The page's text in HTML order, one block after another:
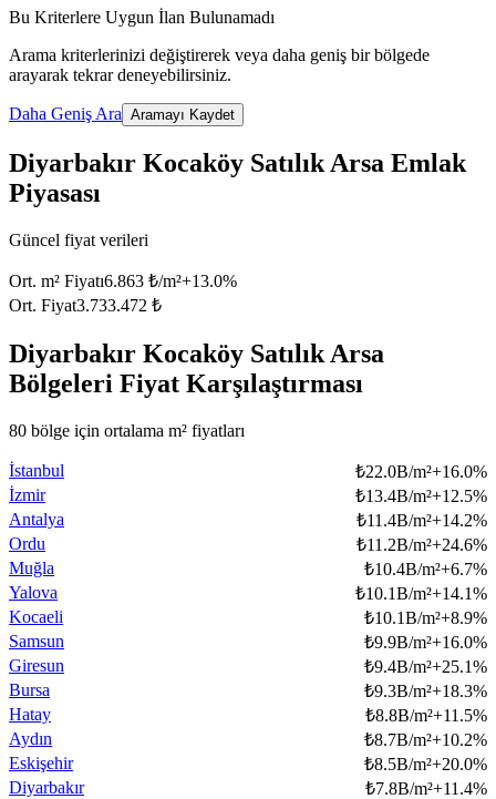
Bu Kriterlere Uygun İlan Bulunamadı
Arama kriterlerinizi değiştirerek veya daha geniş bir bölgede
arayarak tekrar deneyebilirsiniz.
Daha Geniş Ara Aramayı Kaydet
Diyarbakır Kocaköy Satılık Arsa Emlak
Piyasası
Güncel fiyat verileri
Ort. m² Fiyatı6.863 ₺/m²+13.0%
Ort. Fiyat3.733.472 ₺
Diyarbakır Kocaköy Satılık Arsa
Bölgeleri Fiyat Karşılaştırması
80 bölge için ortalama m² fiyatları
İstanbul ₺22.0B/m²+16.0%
İzmir
₺13.4B/m²+12.5%
Antalya
₺11.4B/m²+14.2%
Ordu
₺11.2B/m²+24.6%
Muğla
₺10.4B/m²+6.7%
Yalova
₺10.1B/m²+14.1%
Kocaeli
₺10.1B/m²+8.9%
Samsun
₺9.9B/m²+16.0%
Giresun
₺9.4B/m²+25.1%
Bursa
₺9.3B/m²+18.3%
Hatay
₺8.8B/m²+11.5%
Aydın
₺8.7B/m²+10.2%
Eskişehir
₺8.5B/m²+20.0%
Diyarbakır
₺7.8B/m²+11.4%